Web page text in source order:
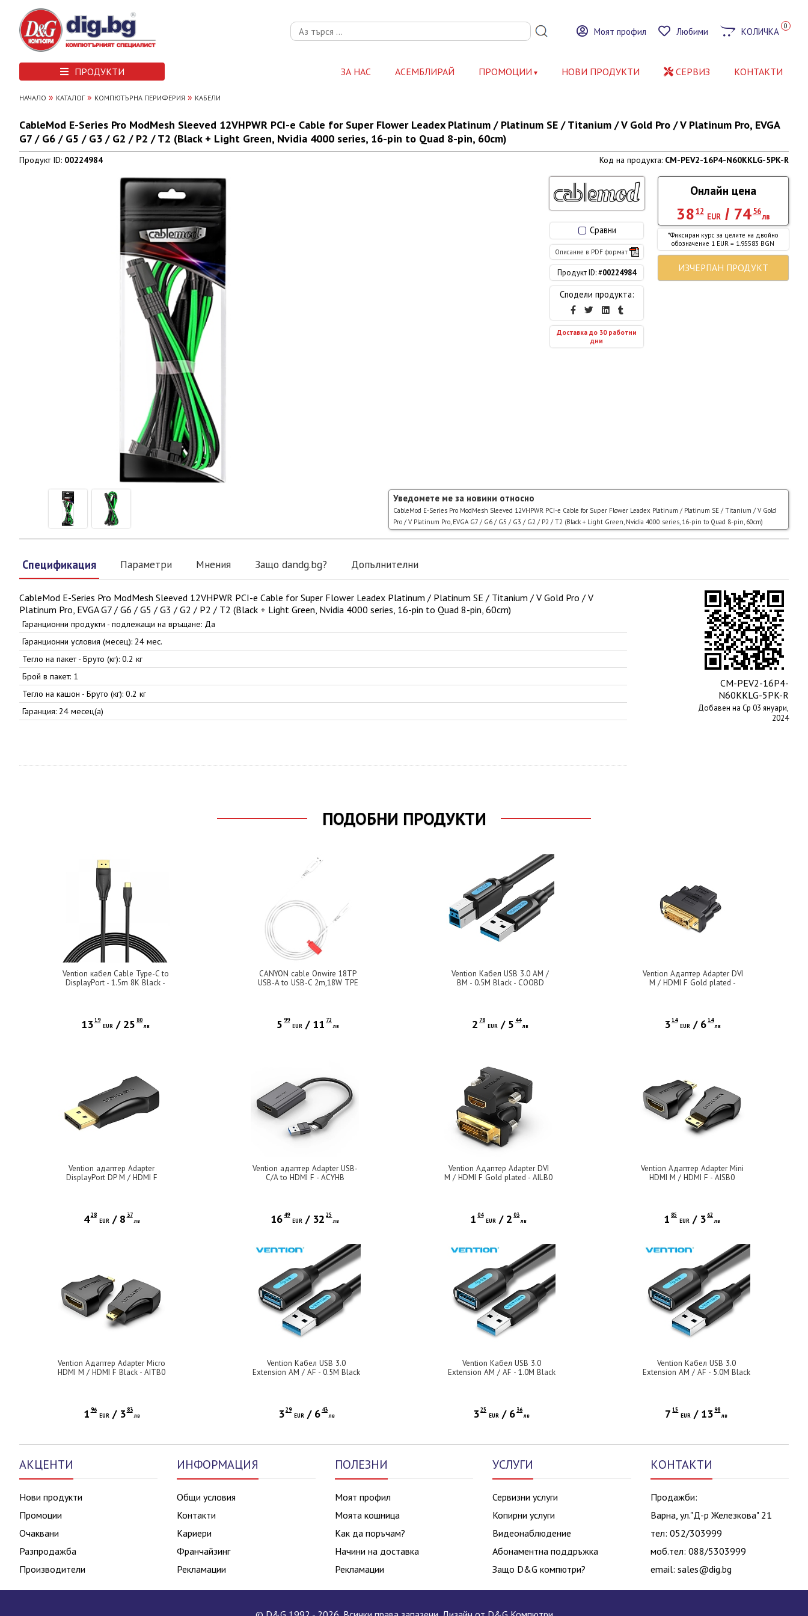
Моят профил Любими КОЛИЧКА 0
ПРОДУКТИ ЗА НАС АСЕМБЛИРАЙ ПРОМОЦИИ НОВИ ПРОДУКТИ СЕРВИЗ КОНТАКТИ
НАЧАЛО » КАТАЛОГ» КОМПЮТЪРНА ПЕРИФЕРИЯ » КАБЕЛИ
CableMod E-Series Pro ModMesh Sleeved 12VHPWR PCI-e Cable for Super Flower Leadex Platinum / Platinum SE / Titanium / V Gold Pro / V Platinum Pro, EVGA
G7 / G6 / G5 / G3 / G2 / P2 / T2 (Black + Light Green, Nvidia 4000 series, 16-pin to Quad 8-pin, 60cm)
Продукт ID: 00224984 Код на продукта: CM-PEV2-16P4-N60KKLG-5PK-R
Сравни
Описание в PDF формат
Продукт ID: #00224984
Сподели продукта:
Доставка до 30 работни
дни
Онлайн цена
3812
EUR/ 7456
лв
*Фиксиран курс за целите на двойно
обозначение 1 EUR = 1.95583 BGN
ИЗЧЕРПАН ПРОДУКТ
Уведомете ме за новини относно
CableMod E-Series Pro ModMesh Sleeved 12VHPWR PCI-e Cable for Super Flower Leadex Platinum / Platinum SE / Titanium / V Gold
Pro / V Platinum Pro, EVGA G7 / G6 / G5 / G3 / G2 / P2 / T2 (Black + Light Green, Nvidia 4000 series, 16-pin to Quad 8-pin, 60cm)
Спецификация Параметри Мнения Защо dandg.bg? Допълнителни
CableMod E-Series Pro ModMesh Sleeved 12VHPWR PCI-e Cable for Super Flower Leadex Platinum / Platinum SE / Titanium / V Gold Pro / V
Platinum Pro, EVGA G7 / G6 / G5 / G3 / G2 / P2 / T2 (Black + Light Green, Nvidia 4000 series, 16-pin to Quad 8-pin, 60cm)
Гаранционни продукти - подлежащи на връщане: Да
Гаранционни условия (месец): 24 мес.
Тегло на пакет - Бруто (кг): 0.2 кг
Брой в пакет: 1
Тегло на кашон - Бруто (кг): 0.2 кг
Гаранция: 24 месец(а)
CM-PEV2-16P4-
N60KKLG-5PK-R
Добавен на Ср 03 януари,
2024
ПОДОБНИ ПРОДУКТИ
Vention кабел Cable Type-C to
DisplayPort - 1.5m 8K Black -
1319
EUR / 25 80
лв
CANYON cable Onwire 18TP
USB-A to USB-C 2m,18W TPE
5 99
EUR / 11 72
лв
Vention Кабел USB 3.0 AM /
BM - 0.5M Black - COOBD
2 78
EUR / 5 44
лв
Vention Адаптер Adapter DVI
M / HDMI F Gold plated -
314
EUR / 614
лв
Vention адаптер Adapter
DisplayPort DP M / HDMI F
4 28
EUR/ 8 37
лв
Vention адаптер Adapter USB-
C/A to HDMI F - ACYHB
16 49
EUR / 32 25
лв
Vention Адаптер Adapter DVI
M / HDMI F Gold plated - AILB0
1 04
EUR / 2 03
лв
Vention Адаптер Adapter Mini
HDMI M / HDMI F - AISB0
1 85
EUR / 362
лв
Vention Адаптер Adapter Micro
HDMI M / HDMI F Black - AITB0
1 96
EUR/ 3 83
лв
Vention Кабел USB 3.0
Extension AM / AF - 0.5M Black
329
EUR/ 6 43
лв
Vention Кабел USB 3.0
Extension AM / AF - 1.0M Black
325
EUR / 6 36
лв
Vention Кабел USB 3.0
Extension AM / AF - 5.0M Black
7 15
EUR / 13 98
лв
АКЦЕНТИ
Нови продукти
Промоции
Очаквани
Разпродажба
Производители
ИНФОРМАЦИЯ
Общи условия
Контакти
Кариери
Франчайзинг
Рекламации
ПОЛЕЗНИ
Моят профил
Моята кошница
Как да поръчам?
Начини на доставка
Рекламации
УСЛУГИ
Сервизни услуги
Копирни услуги
Видеонаблюдение
Абонаментна поддръжка
Защо D&G компютри?
КОНТАКТИ
Продажби:
Варна, ул."Д-р Железкова" 21
тел: 052/303999
моб.тел: 088/5303999
email: sales@dig.bg